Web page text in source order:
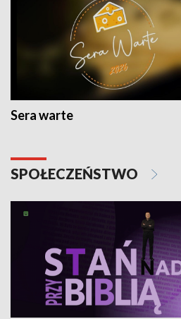
Sera warte
SPOŁECZEŃSTWO